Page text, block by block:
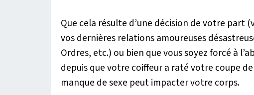
Que cela résulte d’une décision de votre part
vos dernières relations amoureuses
Ordres, etc.) ou bien que vous soyez forcé à
depuis que votre coiffeur a raté votre coupe
manque de sexe peut impacter votre corps.